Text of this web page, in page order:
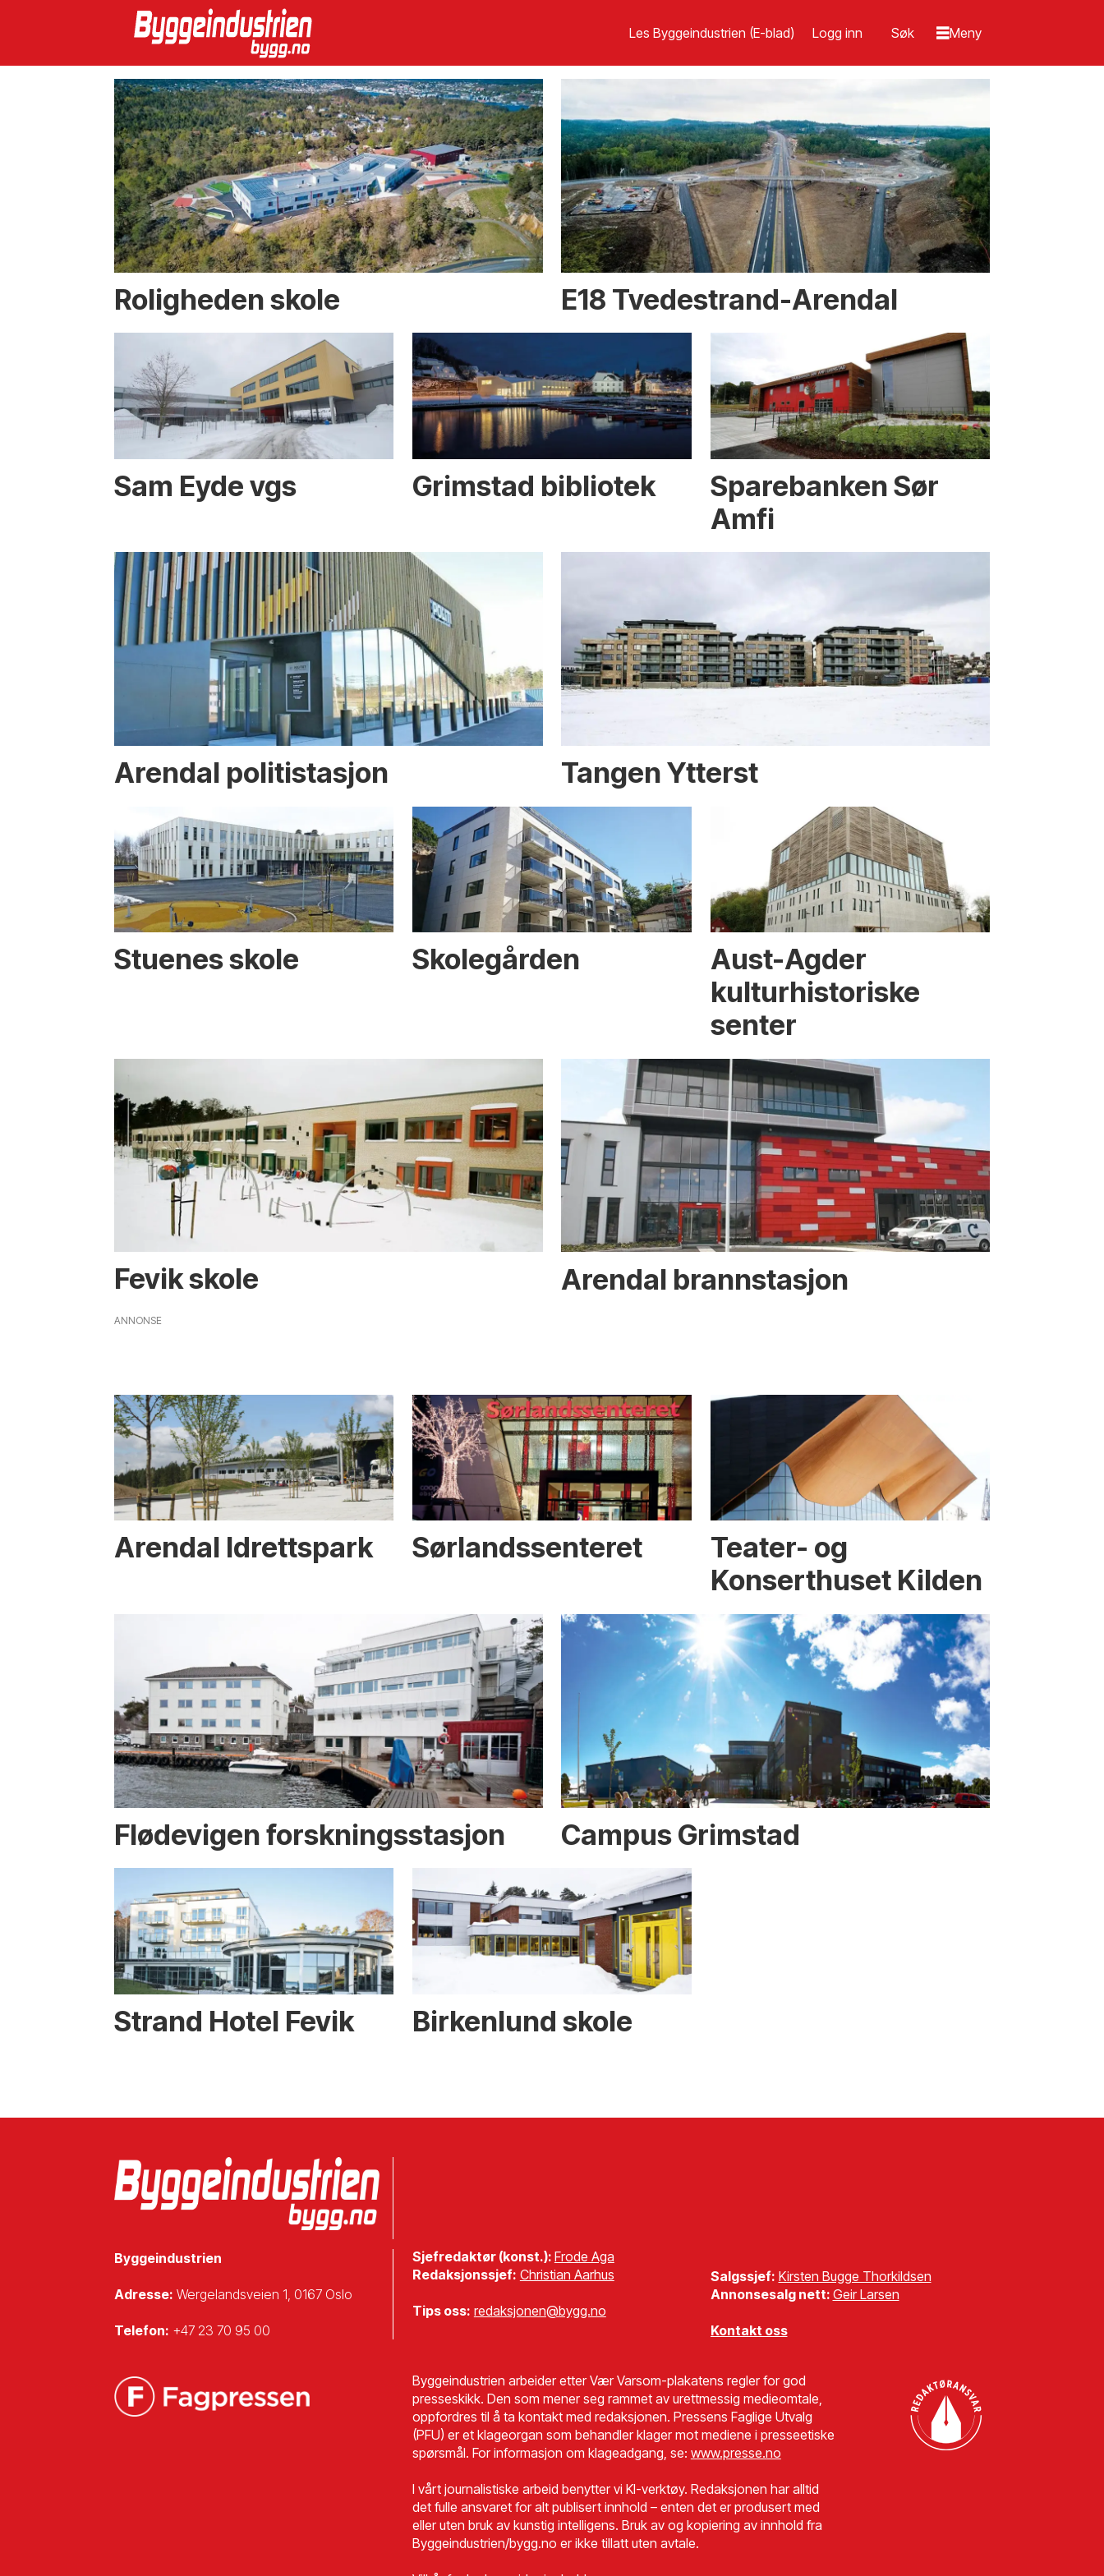
Les Byggeindustrien (E-blad) Logg inn
Roligheden skole E18 Tvedestrand-Arendal
Sam Eyde vgs Grimstad bibliotek
Sparebanken Sør
Amfi
Arendal politistasjon Tangen Ytterst
Stuenes skole Skolegården
Aust-Agder
kulturhistoriske
senter
Fevik skole Arendal brannstasjon
ANNONSE
Arendal Idrettspark Sørlandssenteret
Teater- og
Konserthuset Kilden
Flødevigen forskningsstasjon Campus Grimstad
Strand Hotel Fevik Birkenlund skole
Byggeindustrien
Adresse: Wergelandsveien 1, 0167 Oslo
Telefon: +47 23 70 95 00
Sjefredaktør (konst.): Frode Aga
Redaksjonssjef: Christian Aarhus
Tips oss: redaksjonen@bygg.no
Salgssjef: Kirsten Bugge Thorkildsen
Annonsesalg nett: Geir Larsen
Kontakt oss
Byggeindustrien arbeider etter Vær Varsom-plakatens regler for god
presseskikk. Den som mener seg rammet av urettmessig medieomtale,
oppfordres til å ta kontakt med redaksjonen. Pressens Faglige Utvalg
(PFU) er et klageorgan som behandler klager mot mediene i presseetiske
spørsmål. For informasjon om klageadgang, se: www.presse.no
I vårt journalistiske arbeid benytter vi KI-verktøy. Redaksjonen har alltid
det fulle ansvaret for alt publisert innhold – enten det er produsert med
eller uten bruk av kunstig intelligens. Bruk av og kopiering av innhold fra
Byggeindustrien/bygg.no er ikke tillatt uten avtale.